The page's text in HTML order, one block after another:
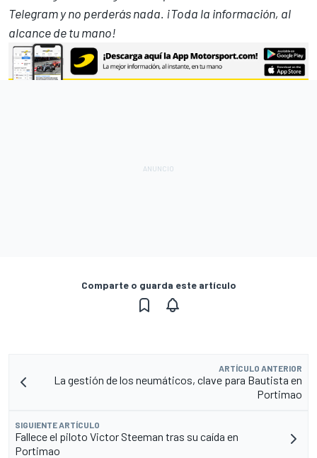
Telegramy no perderás nada. ¡Toda la información, al
alcance de tu mano!
Comparte o guarda este artículo
ARTÍCULO ANTERIOR
La gestión de los neumáticos, clave para Bautista en
Portimao
SIGUIENTE ARTÍCULO
Fallece el piloto Victor Steeman tras su caída en
Portimao